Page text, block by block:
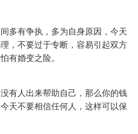
多有争执，多为自身原因，今天
，不要过于专断，容易引起双方
有婚变之险。
有人出来帮助自己，那么你的钱
天不要相信任何人，这样可以保